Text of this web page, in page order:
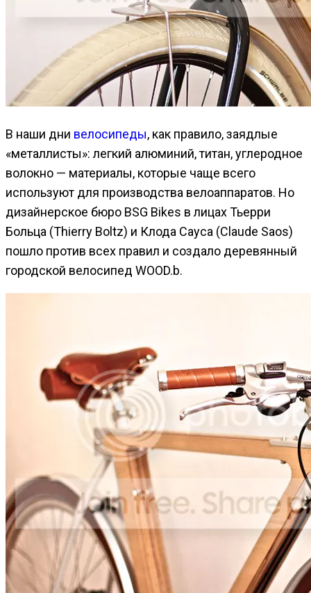
В наши дни велосипеды, как правило, заядлые
«металлисты»: легкий алюминий, титан, углеродное
волокно — материалы, которые чаще всего
используют для производства велоаппаратов. Но
дизайнерское бюро BSG Bikes в лицах Тьерри
Больца (Thierry Boltz) и Клода Сауса (Claude Saos)
пошло против всех правил и создало деревянный
городской велосипед WOOD.b.